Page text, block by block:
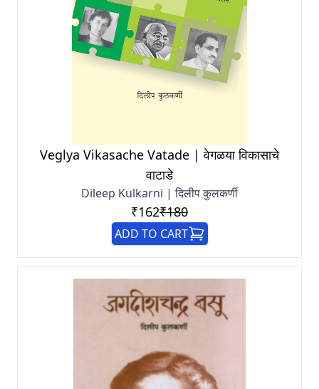
Veglya Vikasache Vatade | वेगळया विकासाचे
वाटाडे
Dileep Kulkarni | दिलीप कुलकर्णी
₹162₹180
ADD TO CART